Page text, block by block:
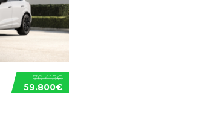
70.415€
59.800€